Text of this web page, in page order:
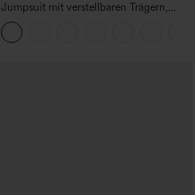
Jumpsuit mit verstellbaren Trägern,
gerafftem Detail, weitem Bein und
meliertem Stoff, lässig, mit Taschen -
Easy Peezy